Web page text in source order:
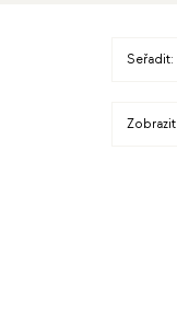
Seřadit:
Zobrazit